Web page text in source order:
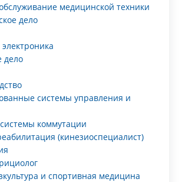
медицинской техники
дело
дело
системы управления и
коммутации
(кинезиоспециалист)
и спортивная медицина